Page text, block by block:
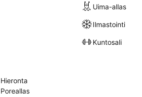
Uima-allas
Ilmastointi
Kuntosali
Hieronta
Poreallas